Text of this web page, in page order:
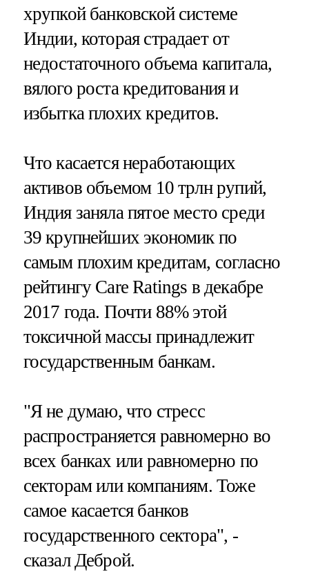
хрупкой банковской системе
Индии, которая страдает от
недостаточного объема капитала,
вялого роста кредитования и
избытка плохих кредитов.
Что касается неработающих
активов объемом 10 трлн рупий,
Индия заняла пятое место среди
39 крупнейших экономик по
самым плохим кредитам, согласно
рейтингу Care Ratings в декабре
2017 года. Почти 88% этой
токсичной массы принадлежит
государственным банкам.
"Я не думаю, что стресс
распространяется равномерно во
всех банках или равномерно по
секторам или компаниям. Тоже
самое касается банков
государственного сектора", -
сказал Деброй.